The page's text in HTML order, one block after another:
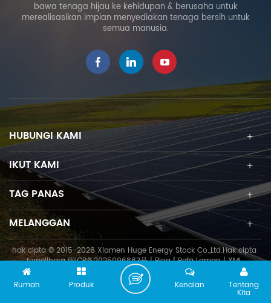
bawa tenaga hijau ke kehidupan & berusaha untuk
merealisasikan impian menyediakan tenaga bersih untuk
semua manusia.
HUBUNGI KAMI
IKUT KAMI
TAG PANAS
MELANGGAN
hak cipta © 2015-2026 Xiamen Huge Energy Stock Co.,Ltd.Hak cipta
terpelihara闽ICP备2025096883号|Blog|Peta Laman|XML
Rumah Produk Tentang
Kita
Kenalan